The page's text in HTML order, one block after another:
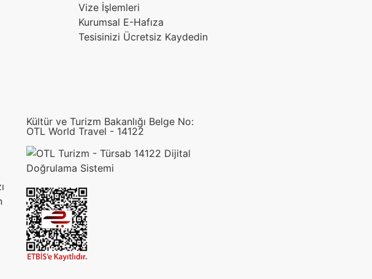
Vize İşlemleri
Kurumsal E-Hafıza
Tesisinizi Ücretsiz Kaydedin
Kültür ve Turizm Bakanlığı Belge No:
OTL World Travel - 14122